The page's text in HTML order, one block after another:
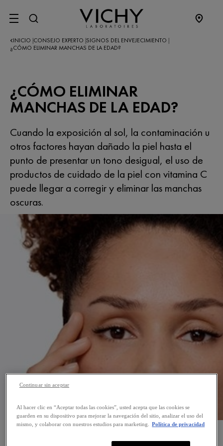
SITE MENU
INICIO CONSEJO EXPERTO SIGNOS DEL ENVEJECIMIENTO
¿CÓMO ELIMINAR MANCHAS DE LA EDAD?
¿CÓMO ELIMINAR
MANCHAS DE LA EDAD?
Cuando la exposición al sol, la contaminación u
otros factores hayan dañado la piel hasta el
punto de presentar un tono desigual, el uso de
productos de cuidado de la piel con vitamina C
puede llegar a corregir y eliminar las manchas
oscuras.
Al hacer clic en “Aceptar todas las cookies”, usted acepta que las cookies se
guarden en su dispositivo para mejorar la navegación del sitio, analizar el uso del
mismo, y colaborar con nuestros estudios para marketing.
Política de privacidad
Continuar sin aceptar